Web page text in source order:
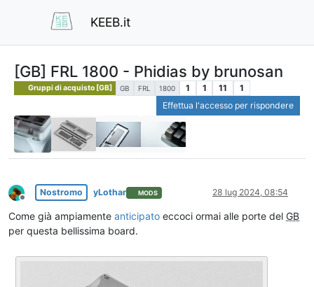
KEEB.it
[GB] FRL 1800 - Phidias by brunosan
Gruppi di acquisto [GB] GB FRL 1800 1 1 11
1
Effettua l'accesso per rispondere
Non in linea
Nostromo yLothar MODS 28 lug 2024, 08:54
Come già ampiamente anticipato eccoci ormai alle porte del GB
per questa bellissima board.